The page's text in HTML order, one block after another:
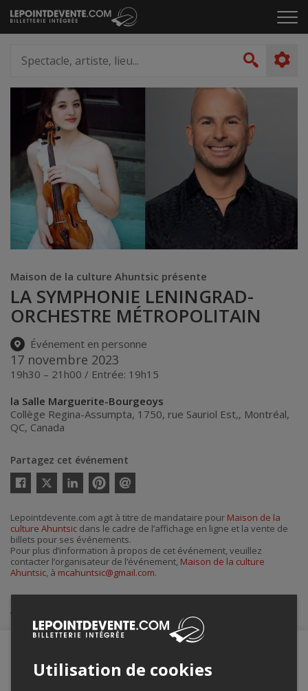
Passer
au
le
artiste,
lieu...
Maison de la culture Ahuntsic présente
LA SYMPHONIE LENINGRAD-
ORCHESTRE MÉTROPOLITAIN
Événement en personne
17 novembre 2023
19h30 – 21h00 / Entrée: 19h15
la Salle Marguerite-Bourgeoys
Collège Regina-Assumpta, 1750, rue Sauriol Est,, Montréal,
QC, Canada
Partagez cet événement
Twitter
courriel
Lepointdevente.com agit à titre de mandataire pour Maison de la
culture Ahuntsic dans le cadre de l’affichage en ligne et la vente de
billets pour ses événements.
Pour plus d’information à propos de cet événement, veuillez
contacter l’organisateur de l’événement, Maison de la culture
Ahuntsic, à mcahuntsic@gmail.com.
Achat de billets
Utilisation de cookies